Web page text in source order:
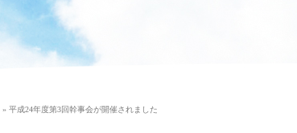
» 平成24年度第3回幹事会が開催されました